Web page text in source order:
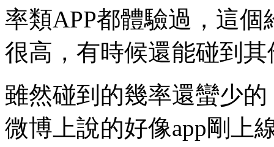
率類APP都體驗過，這
很高，有時候還能碰到
雖然碰到的幾率還蠻少
微博上說的好像app剛上